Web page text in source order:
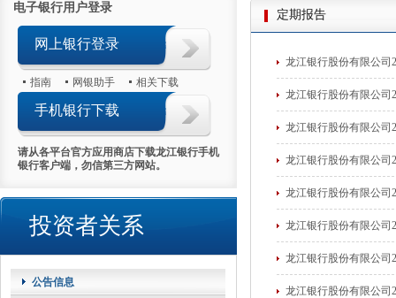
电子银行用户登录
网上银行登录
指南 网银助手 相关下载
手机银行下载
请从各平台官方应用商店下载龙江银行手机
银行客户端，勿信第三方网站。
投资者关系
公告信息
定期报告
龙江银行股份有限公司
龙江银行股份有限公司
龙江银行股份有限公司
龙江银行股份有限公司
龙江银行股份有限公司
龙江银行股份有限公司
龙江银行股份有限公司
龙江银行股份有限公司